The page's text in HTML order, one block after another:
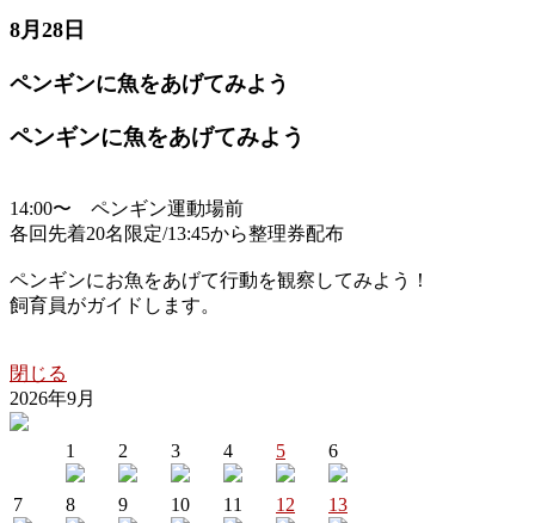
8月28日
ペンギンに魚をあげてみよう
ペンギンに魚をあげてみよう
14:00〜 ペンギン運動場前
各回先着20名限定/13:45から整理券配布
ペンギンにお魚をあげて行動を観察してみよう！
飼育員がガイドします。
閉じる
2026年9月
1 2 3 4 5 6
7 8 9 10 11 12 13